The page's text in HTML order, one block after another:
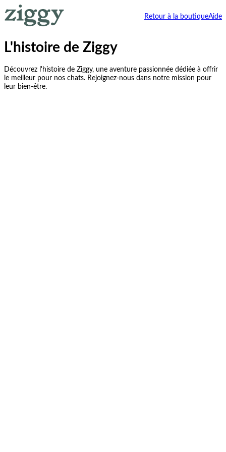
Retour à la boutiqueAide
L'histoire de Ziggy
Découvrez l'histoire de Ziggy, une aventure passionnée dédiée à offrir
le meilleur pour nos chats. Rejoignez-nous dans notre mission pour
leur bien-être.